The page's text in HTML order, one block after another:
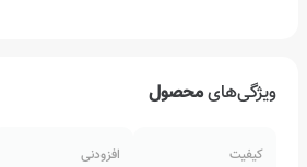
ویژگی‌هایمحصول
کیفیت افزودنی